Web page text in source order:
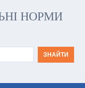
НОРМИ